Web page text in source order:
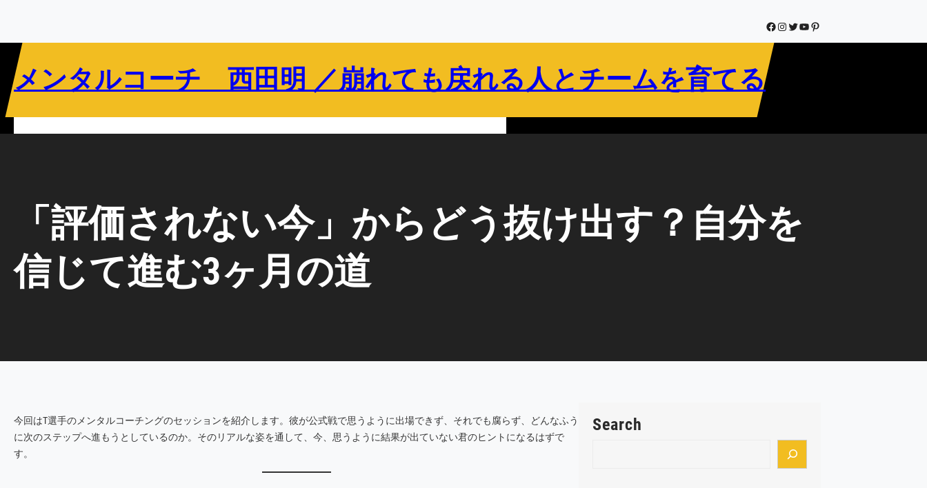
を
プ
Facebook
Instagram
Twitter
YouTube
Pinterest
メンタルコーチ 西田明 ／崩れても戻れる人とチームを育てる
「評価されない今」からどう抜け出す？自分を
信じて進む3ヶ月の道
今回はT選手のメンタルコーチングのセッションを紹介します。彼が公式戦で思うように出場できず、それでも腐らず、どんなふう
に次のステップへ進もうとしているのか。そのリアルな姿を通して、今、思うように結果が出ていない君のヒントになるはずで
す。
Search